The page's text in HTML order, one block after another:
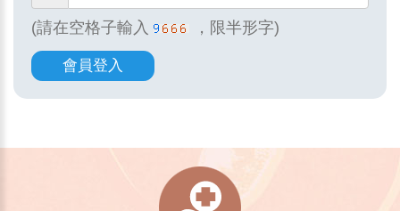
(請在空格子輸入 ，限半形字)
會員登入